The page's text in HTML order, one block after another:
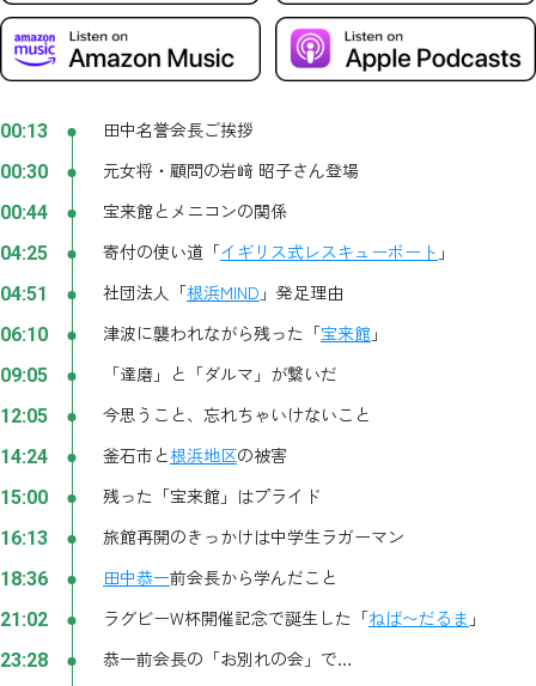
00:13 田中名誉会長ご挨拶
00:30 元女将・顧問の岩﨑 昭子さん登場
00:44 宝来館とメニコンの関係
04:25 寄付の使い道「イギリス式レスキューボート 」
04:51 社団法人「根浜MIND 」発足理由
06:10 津波に襲われながら残った「宝来館 」
09:05 「達磨」と「ダルマ」が繋いだ
12:05 今思うこと、忘れちゃいけないこと
14:24 釜石市と根浜地区の被害
15:00 残った「宝来館」はプライド
16:13 旅館再開のきっかけは中学生ラガーマン
18:36 田中恭一前会長から学んだこと
21:02 ラグビーW杯開催記念で誕生した「ねば〜だるま 」
23:28 恭一前会長の「お別れの会」で…